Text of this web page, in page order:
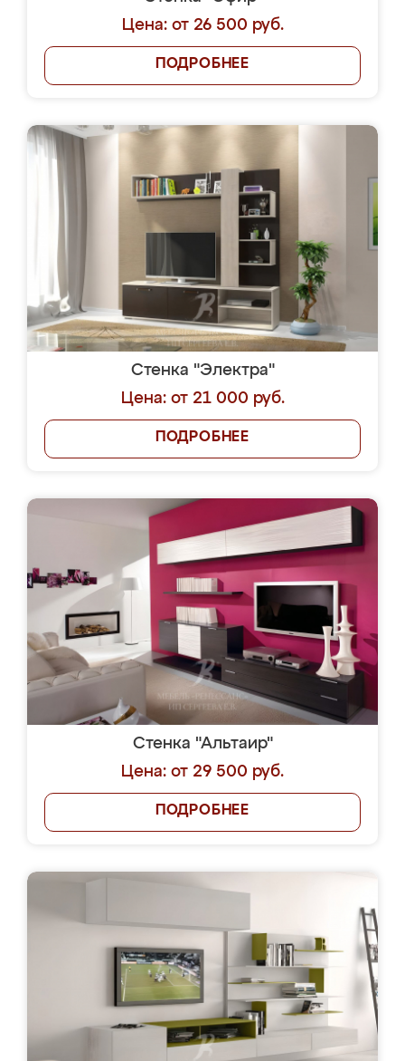
Цена: от 26 500 руб.
ПОДРОБНЕЕ
Стенка "Электра"
Цена: от 21 000 руб.
ПОДРОБНЕЕ
Стенка "Альтаир"
Цена: от 29 500 руб.
ПОДРОБНЕЕ